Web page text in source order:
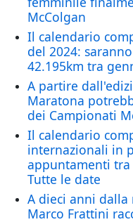
McColgan
Il calendario
del 2024:
42.195km tra
A partire
Maratona
dei Campionati
Il calendario
internazionali in
appuntamenti tra
Tutte le date
A dieci anni dalla
Marco Frattini